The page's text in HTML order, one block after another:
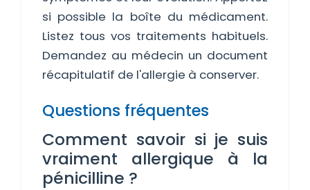
si possible la boîte du médicament.
Listez tous vos traitements habituels.
Demandez au médecin un document
récapitulatif de l'allergie à conserver.
Questions fréquentes
Comment savoir si je suis
vraiment allergique à la
pénicilline ?